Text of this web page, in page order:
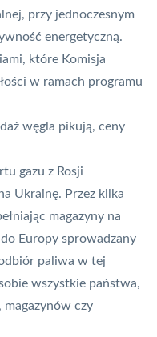
przy jednoczesnym
energetyczną.
które Komisja
w ramach programu
węgla pikują, ceny
gazu z Rosji
Ukrainę. Przez kilka
magazyny na
Europy sprowadzany
paliwa w tej
wszystkie państwa,
czy